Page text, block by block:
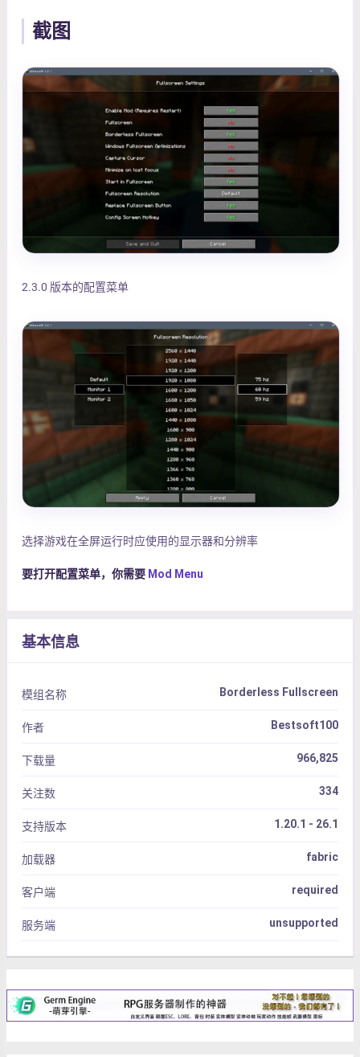
截图
2.3.0 版本的配置菜单
选择游戏在全屏运行时应使用的显示器和分辨率
要打开配置菜单，你需要 Mod Menu
基本信息
模组名称 Borderless Fullscreen
作者 Bestsoft100
下载量 966,825
关注数 334
支持版本 1.20.1 - 26.1
加载器 fabric
客户端 required
服务端 unsupported